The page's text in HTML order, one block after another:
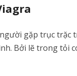
gặp trục trặc
Bởi lẽ trong tỏi